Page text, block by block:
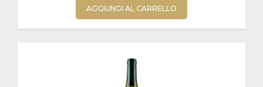
AGGIUNGI AL CARRELLO